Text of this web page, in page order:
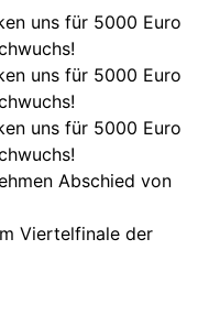
uns für 5000 Euro
uns für 5000 Euro
uns für 5000 Euro
Abschied von
Viertelfinale der